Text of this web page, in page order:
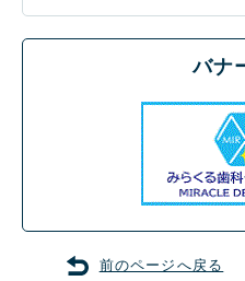
バナ
前のページへ戻る